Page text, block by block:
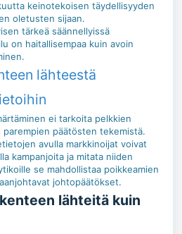
keinotekoisen täydellisyyden
oletusten sijaan.
tärkeä säännellyissä
on haitallisempaa kuin avoin
lähteestä
ei tarkoita pelkkien
päätösten tekemistä.
avulla markkinoijat voivat
kampanjoita ja mitata niiden
se mahdollistaa poikkeamien
johtopäätökset.
lähteitä kuin